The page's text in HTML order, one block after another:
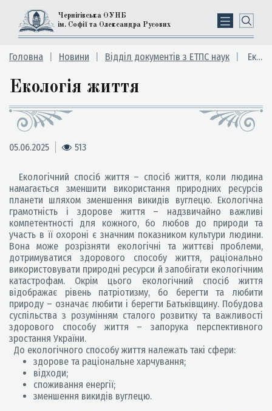
Чернігівська ОУНБ
ім. Софії та Олександра Русових
Головна Новини Відділ документів з ЕТПС наук Екологія життя
Екологія життя
05.06.2025 513
Екологічний спосіб життя – спосіб життя, коли людина
намагається зменшити використання природних ресурсів
планети шляхом зменшення викидів вуглецю. Екологічна
грамотність і здорове життя – надзвичайно важливі
компетентності для кожного, бо любов до природи та
участь в її охороні є значним показником культури людини.
Вона може розрізняти екологічні та життєві проблеми,
дотримуватися здорового способу життя, раціонально
використовувати природні ресурси й запобігати екологічним
катастрофам. Окрім цього екологічний спосіб життя
відображає рівень патріотизму, бо берегти та любити
природу – означає любити і берегти Батьківщину. Побудова
суспільства з розумінням сталого розвитку та важливості
здорового способу життя – запорука перспективного
зростання України.
До екологічного способу життя належать такі сфери:
здорове та раціональне харчування;
відходи;
споживання енергії;
зменшення викидів вуглецю.